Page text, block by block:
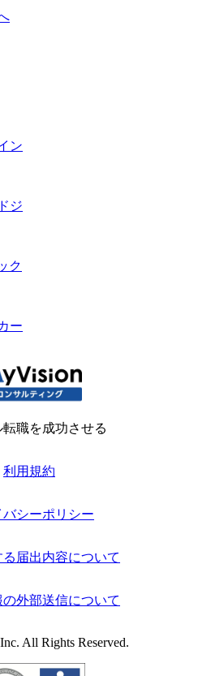
ン
ジ
ク
ー
転職を成功させる
利用規約
バシーポリシー
届出内容について
外部送信について
All Rights Reserved.